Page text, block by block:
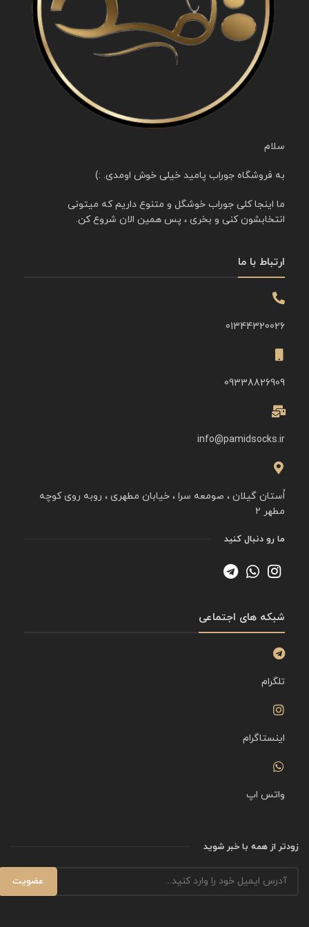
سلام
به فروشگاه جوراب پامید خیلی خوش اومدی. :)
ما اینجا کلی جوراب خوشگل و متنوع داریم که میتونی
انتخابشون کنی و بخری ، پس همین الان شروع کن.
ارتباط با ما
01344320026
09338826909
info@pamidsocks.ir
اُستان گیلان ، صومعه سرا ، خیابان مطهری ، روبه روی کوچه
مطهر ۲
ما رو دنبال کنید
شبکه های اجتماعی
تلگرام
اینستاگرام
واتس اپ
زودتر از همه با خبر شوید